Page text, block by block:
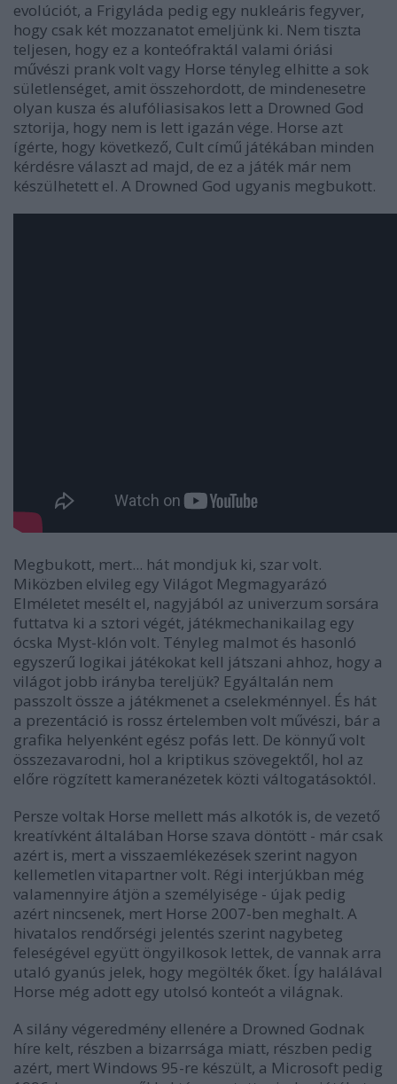
evolúciót, a Frigyláda pedig egy nukleáris fegyver,
hogy csak két mozzanatot emeljünk ki. Nem tiszta
teljesen, hogy ez a konteófraktál valami óriási
művészi prank volt vagy Horse tényleg elhitte a sok
sületlenséget, amit összehordott, de mindenesetre
olyan kusza és alufóliasisakos lett a Drowned God
sztorija, hogy nem is lett igazán vége. Horse azt
ígérte, hogy következő, Cult című játékában minden
kérdésre választ ad majd, de ez a játék már nem
készülhetett el. A Drowned God ugyanis megbukott.
Megbukott, mert... hát mondjuk ki, szar volt.
Miközben elvileg egy Világot Megmagyarázó
Elméletet mesélt el, nagyjából az univerzum sorsára
futtatva ki a sztori végét, játékmechanikailag egy
ócska Myst-klón volt. Tényleg malmot és hasonló
egyszerű logikai játékokat kell játszani ahhoz, hogy a
világot jobb irányba tereljük? Egyáltalán nem
passzolt össze a játékmenet a cselekménnyel. És hát
a prezentáció is rossz értelemben volt művészi, bár a
grafika helyenként egész pofás lett. De könnyű volt
összezavarodni, hol a kriptikus szövegektől, hol az
előre rögzített kameranézetek közti váltogatásoktól.
Persze voltak Horse mellett más alkotók is, de vezető
kreatívként általában Horse szava döntött - már csak
azért is, mert a visszaemlékezések szerint nagyon
kellemetlen vitapartner volt. Régi interjúkban még
valamennyire átjön a személyisége - újak pedig
azért nincsenek, mert Horse 2007-ben meghalt. A
hivatalos rendőrségi jelentés szerint nagybeteg
feleségével együtt öngyilkosok lettek, de vannak arra
utaló gyanús jelek, hogy megölték őket. Így halálával
Horse még adott egy utolsó konteót a világnak.
A silány végeredmény ellenére a Drowned Godnak
híre kelt, részben a bizarrsága miatt, részben pedig
azért, mert Windows 95-re készült, a Microsoft pedig